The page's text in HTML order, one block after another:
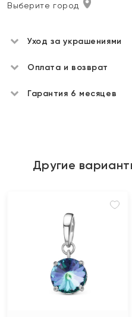
Выберите город
Уход за украшениями
Оплата и возврат
Гарантия 6 месяцев
Другие